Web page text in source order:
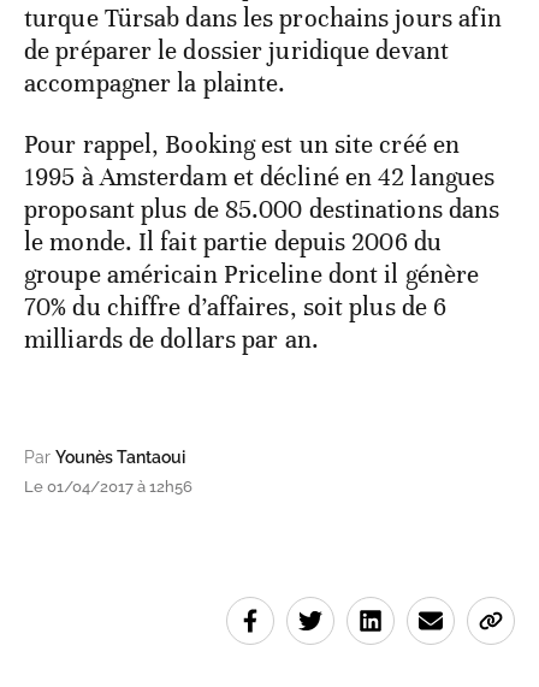
turque Türsab dans les prochains jours afin
de préparer le dossier juridique devant
accompagner la plainte.
Pour rappel, Booking est un site créé en
1995 à Amsterdam et décliné en 42 langues
proposant plus de 85.000 destinations dans
le monde. Il fait partie depuis 2006 du
groupe américain Priceline dont il génère
70% du chiffre d’affaires, soit plus de 6
milliards de dollars par an.
Par Younès Tantaoui
Le 01/04/2017 à 12h56